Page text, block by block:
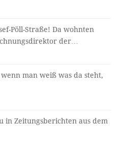
Pöll-Straße! Da wohnten
der…
wenn man weiß was da steht,
in Zeitungsberichten aus dem